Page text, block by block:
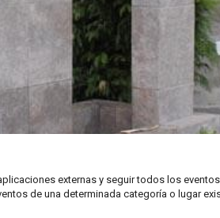
externas y seguir todos los
de una determinada categoría o lugar